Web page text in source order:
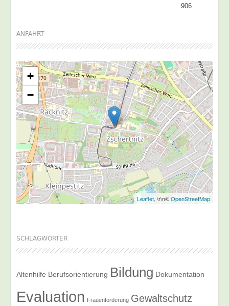
906
ANFAHRT
+
−
Leaflet, \r\n©OpenStreetMap
SCHLAGWÖRTER
Altenhilfe Berufsorientierung Bildung Dokumentation
Evaluation Frauenförderung Gewaltschutz